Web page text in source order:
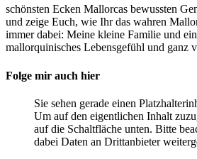
schönsten Ecken Mallorcas bewussten
und zeige Euch, wie Ihr das wahren
immer dabei: Meine kleine Familie und
mallorquinisches Lebensgefühl und ganz
Folge mir auch hier
Sie sehen gerade einen
Um auf den eigentlichen Inhalt
auf die Schaltfläche unten. Bitte
dabei Daten an Drittanbieter